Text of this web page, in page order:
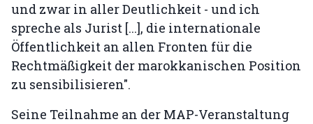
und zwar in aller Deutlichkeit - und ich
spreche als Jurist [...], die internationale
Öffentlichkeit an allen Fronten für die
Rechtmäßigkeit der marokkanischen Position
zu sensibilisieren".
Seine Teilnahme an der MAP-Veranstaltung